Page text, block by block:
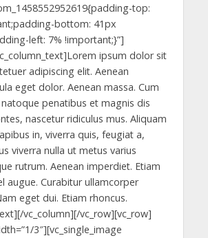
top:
bottom: 41px
left: 7% !important;}”]
ipsum dolor sit
adipiscing elit. Aenean
eget dolor. Aenean massa. Cum
penatibus et magnis dis
nascetur ridiculus mus. Aliquam
in, viverra quis, feugiat a,
viverra nulla ut metus varius
rutrum. Aenean imperdiet. Etiam
augue. Curabitur ullamcorper
eget dui. Etiam rhoncus.
vc_column][/vc_row][vc_row]
3″][vc_single_image